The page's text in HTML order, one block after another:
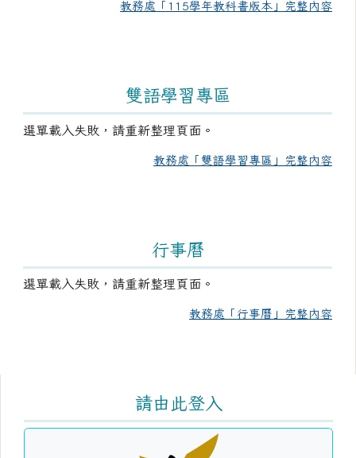
教務處「115學年教科書版本」完整內容
雙語學習專區
選單載入失敗，請重新整理頁面。
教務處「雙語學習專區」完整內容
行事曆
選單載入失敗，請重新整理頁面。
教務處「行事曆」完整內容
請由此登入